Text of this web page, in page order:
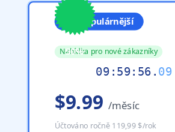
50%
Nejpopulárnější
Nabídka pro nové zákazníky
09 : 59: 55 . 74
$9.99 /měsíc
Účtováno ročně 119,99 $/rok